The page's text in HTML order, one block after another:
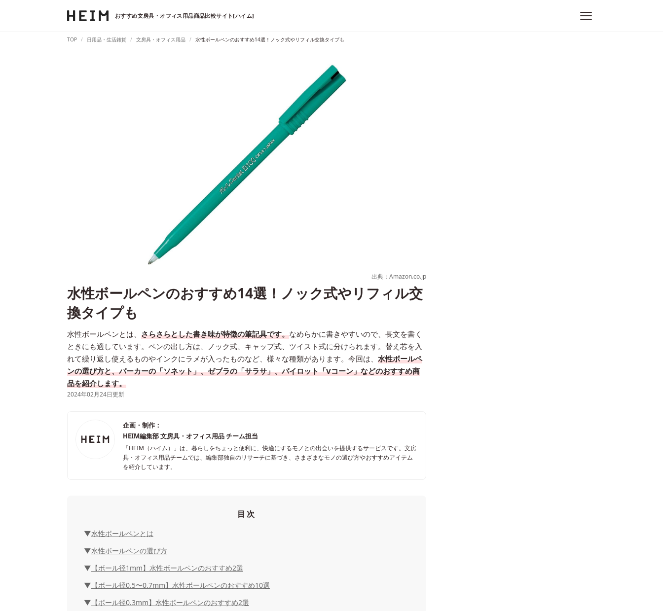
おすすめ文房具・オフィス用品商品比較サイト[ハイム]
TOP 日用品・生活雑貨 文房具・オフィス用品 水性ボールペンのおすすめ14選！ノック式やリフィル交換タイプも
出典：Amazon.co.jp
水性ボールペンのおすすめ14選！ノック式やリフィル交
換タイプも
水性ボールペンとは、 さらさらとした書き味が特徴の筆記具です。なめらかに書きやすいので、長文を書く
ときにも適しています。ペンの出し方は、ノック式、キャップ式、ツイスト式に分けられます。替え芯を入
れて繰り返し使えるものやインクにラメが入ったものなど、様々な種類があります。今回は、 水性ボールペ
ンの選び方と、パーカーの「ソネット」、ゼブラの「サラサ」、パイロット「Vコーン」などのおすすめ商
品を紹介します。
2024年02月24日更新
企画・制作：
HEIM編集部 文房具・オフィス用品 チーム担当
「HEIM（ハイム）」は、暮らしをちょっと便利に、快適にするモノとの出会いを提供するサービスです。文房
具・オフィス用品チームでは、編集部独自のリサーチに基づき、さまざまなモノの選び方やおすすめアイテム
を紹介しています。
目次
水性ボールペンとは
水性ボールペンの選び方
【ボール径1mm】水性ボールペンのおすすめ2選
【ボール径0.5〜0.7mm】水性ボールペンのおすすめ10選
【ボール径0.3mm】水性ボールペンのおすすめ2選